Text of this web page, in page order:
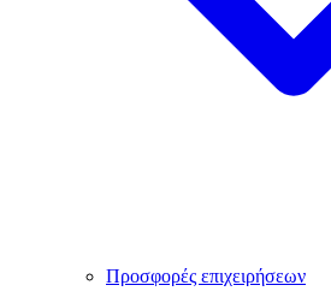
Προσφορές επιχειρήσεων